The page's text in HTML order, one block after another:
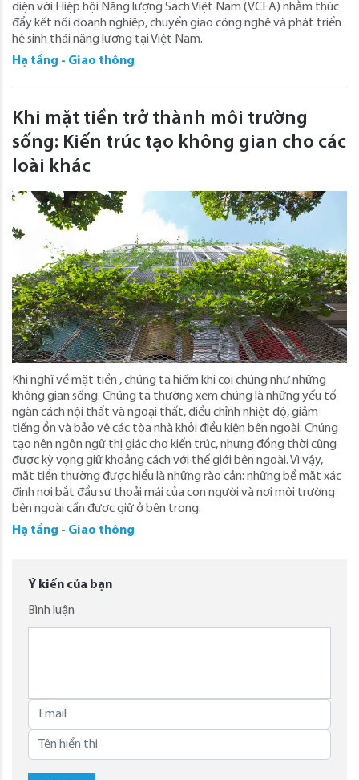
diện với Hiệp hội Năng lượng Sạch Việt Nam (VCEA) nhằm thúc
đẩy kết nối doanh nghiệp, chuyển giao công nghệ và phát triển
hệ sinh thái năng lượng tại Việt Nam.
Hạ tầng - Giao thông
Khi mặt tiền trở thành môi trường
sống: Kiến trúc tạo không gian cho các
loài khác
Khi nghĩ về mặt tiền , chúng ta hiếm khi coi chúng như những
không gian sống. Chúng ta thường xem chúng là những yếu tố
ngăn cách nội thất và ngoại thất, điều chỉnh nhiệt độ, giảm
tiếng ồn và bảo vệ các tòa nhà khỏi điều kiện bên ngoài. Chúng
tạo nên ngôn ngữ thị giác cho kiến ​​trúc, nhưng đồng thời cũng
được kỳ vọng giữ khoảng cách với thế giới bên ngoài. Vì vậy,
mặt tiền thường được hiểu là những rào cản: những bề mặt xác
định nơi bắt đầu sự thoải mái của con người và nơi môi trường
bên ngoài cần được giữ ở bên trong.
Hạ tầng - Giao thông
Ý kiến của bạn
Bình luận